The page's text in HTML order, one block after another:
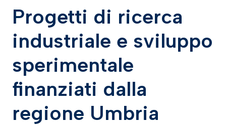
Progetti di ricerca
industriale e sviluppo
sperimentale
finanziati dalla
regione Umbria